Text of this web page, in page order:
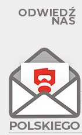
ODWIEDŹ
NAS